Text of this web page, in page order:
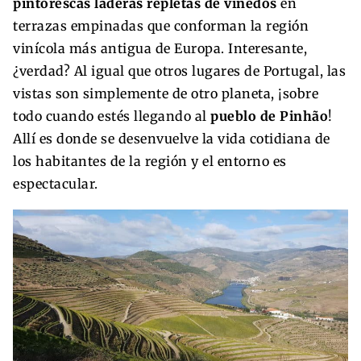
pintorescas laderas repletas de viñedos en
terrazas empinadas que conforman la región
vinícola más antigua de Europa. Interesante,
¿verdad? Al igual que otros lugares de Portugal, las
vistas son simplemente de otro planeta, ¡sobre
todo cuando estés llegando al pueblo de Pinhão!
Allí es donde se desenvuelve la vida cotidiana de
los habitantes de la región y el entorno es
espectacular.